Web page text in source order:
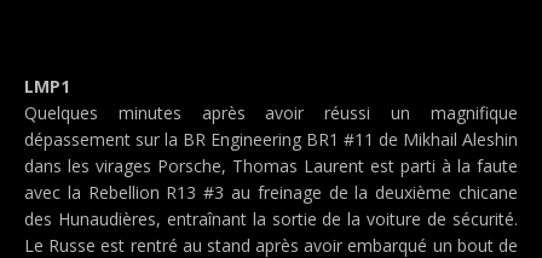
LMP1
Quelques minutes après avoir réussi un magnifique
dépassement sur la BR Engineering BR1 #11 de Mikhail Aleshin
dans les virages Porsche, Thomas Laurent est parti à la faute
avec la Rebellion R13 #3 au freinage de la deuxième chicane
des Hunaudières, entraînant la sortie de la voiture de sécurité.
Le Russe est rentré au stand après avoir embarqué un bout de